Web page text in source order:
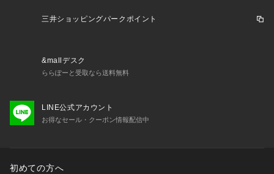
三井ショッピングパークポイント
&mallデスク
ららぽーと受取なら送料無料
LINE公式アカウント
お得なセール・クーポン情報配信中
初めての方へ